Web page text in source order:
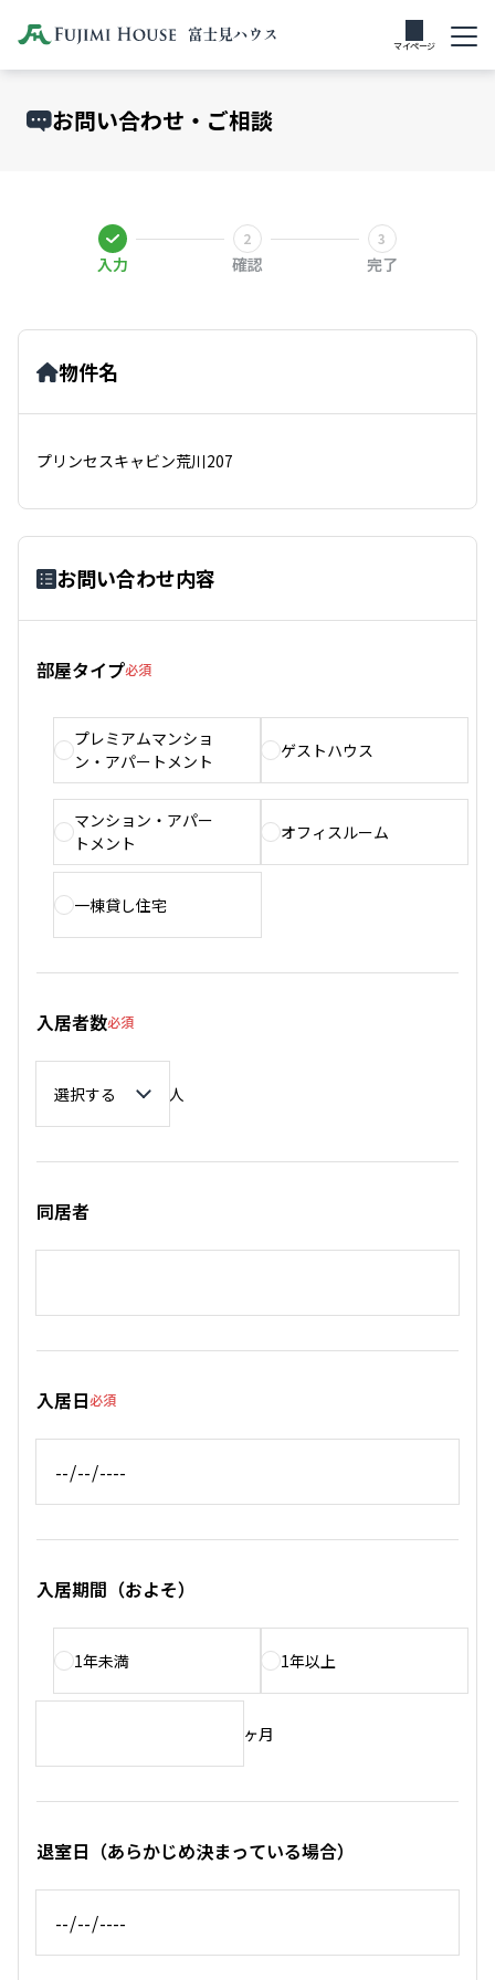
マイページ
お問い合わせ・ご相談
入力 確認 完了
物件名
プリンセスキャビン荒川207
お問い合わせ内容
部屋タイプ必須
プレミアムマンショ
ン・アパートメント
ゲストハウス
マンション・アパー
トメント
オフィスルーム
一棟貸し住宅
入居者数必須
人
同居者
入居日必須
入居期間（およそ）
1年未満 1年以上
ヶ月
退室日（あらかじめ決まっている場合）